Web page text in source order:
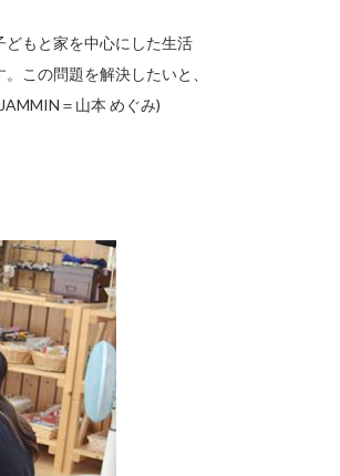
もと家を中心にした生活
この問題を解決したいと、
＝山本 めぐみ)